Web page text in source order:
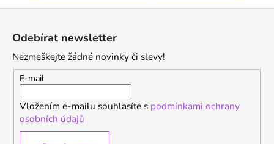
Odebírat newsletter
Nezmeškejte žádné novinky či slevy!
E-mail
Vložením e-mailu souhlasíte s podmínkami ochrany
osobních údajů